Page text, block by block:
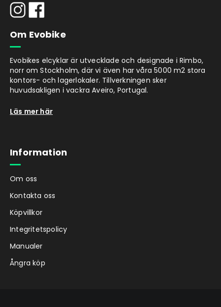
Om Evobike
Evobikes elcyklar är utvecklade och designade i Rimbo,
norr om Stockholm, där vi även har våra 5000 m2 stora
kontors- och lagerlokaler. Tillverkningen sker
huvudsakligen i vackra Aveiro, Portugal.
Läs mer här
Information
Om oss
Kontakta oss
Köpvillkor
Integritetspolicy
Manualer
Ångra köp